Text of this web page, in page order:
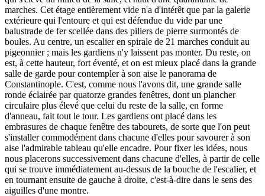
marches. Cet étage entièrement vide n'a d'intérêt que par la galerie
extérieure qui l'entoure et qui est défendue du vide par une
balustrade de fer scellée dans des piliers de pierre surmontés de
boules. Au centre, un escalier en spirale de 21 marches conduit au
pigeonnier ; mais les gardiens n'y laissent pas monter. Du reste, on
est, à cette hauteur, fort éventé, et on est mieux placé dans la grande
salle de garde pour contempler à son aise le panorama de
Constantinople. C'est, comme nous l'avons dit, une grande salle
ronde éclairée par quatorze grandes fenêtres, dont un plancher
circulaire plus élevé que celui du reste de la salle, en forme
d'anneau, fait tout le tour. Les gardiens ont placé dans les
embrasures de chaque fenêtre des tabourets, de sorte que l'on peut
s'installer commodément dans chacune d'elles pour savourer à son
aise l'admirable tableau qu'elle encadre. Pour fixer les idées, nous
nous placerons successivement dans chacune d'elles, à partir de celle
qui se trouve immédiatement au-dessus de la bouche de l'escalier, et
en tournant ensuite de gauche à droite, c'est-à-dire dans le sens des
aiguilles d'une montre.